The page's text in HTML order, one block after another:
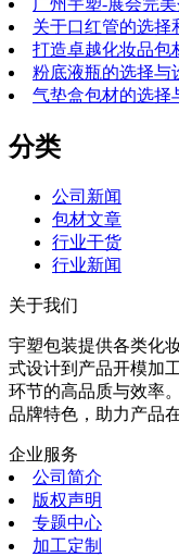
广州宇塑-展会完
关于口红管的选择
打造卓越化妆品包
粉底液瓶的选择与
气垫盒包材的选择
分类
公司新闻
包材文章
行业干货
行业新闻
关于我们
宇塑包装提供各类化
式设计到产品开模加
环节的高品质与效率
品牌特色，助力产品
企业服务
公司简介
版权声明
专题中心
加工定制